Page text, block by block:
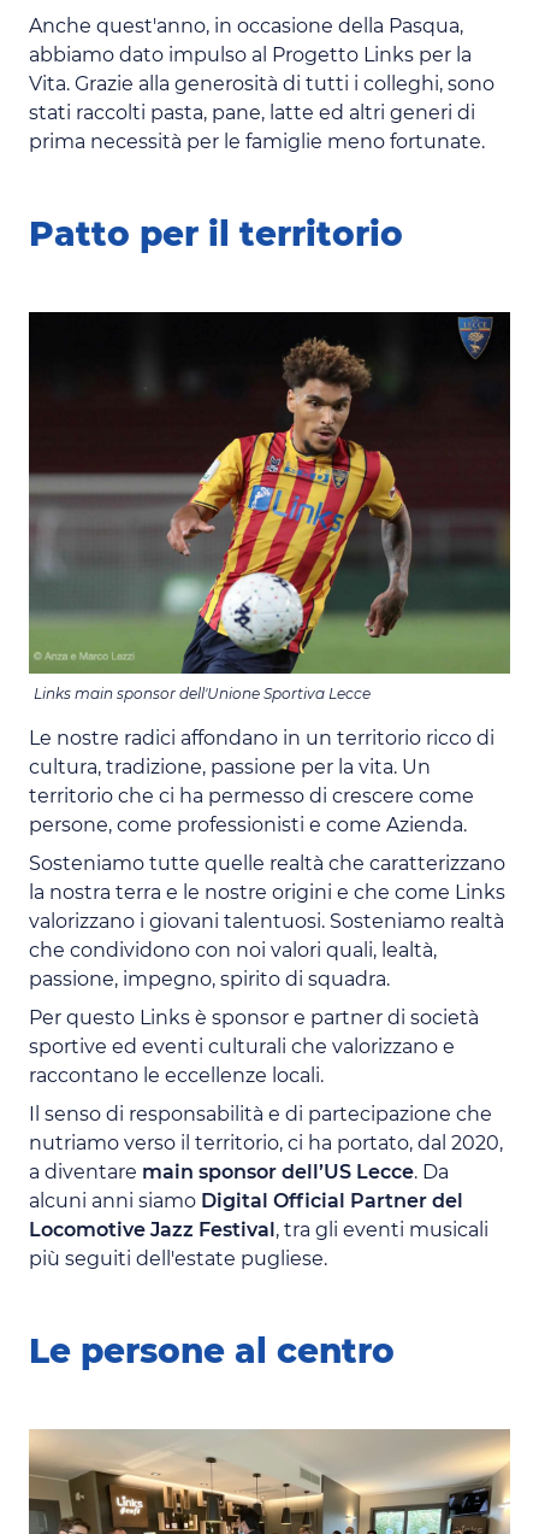
Anche quest'anno, in occasione della Pasqua,
abbiamo dato impulso al Progetto Links per la
Vita. Grazie alla generosità di tutti i colleghi, sono
stati raccolti pasta, pane, latte ed altri generi di
prima necessità per le famiglie meno fortunate.
Patto per il territorio
Links main sponsor dell'Unione Sportiva Lecce
Le nostre radici affondano in un territorio ricco di
cultura, tradizione, passione per la vita. Un
territorio che ci ha permesso di crescere come
persone, come professionisti e come Azienda.
Sosteniamo tutte quelle realtà che caratterizzano
la nostra terra e le nostre origini e che come Links
valorizzano i giovani talentuosi. Sosteniamo realtà
che condividono con noi valori quali, lealtà,
passione, impegno, spirito di squadra.
Per questo Links è sponsor e partner di società
sportive ed eventi culturali che valorizzano e
raccontano le eccellenze locali.
Il senso di responsabilità e di partecipazione che
nutriamo verso il territorio, ci ha portato, dal 2020,
a diventare main sponsor dell’US Lecce. Da
alcuni anni siamo Digital Official Partner del
Locomotive Jazz Festival , tra gli eventi musicali
più seguiti dell'estate pugliese.
Le persone al centro